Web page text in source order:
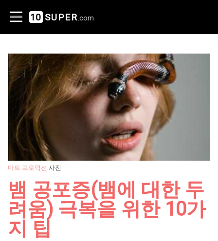
10 SUPER .com
마트 프로덕션 사진
뱀 공포증(뱀에 대한 두
려움) 극복을 위한 10가
지 팁